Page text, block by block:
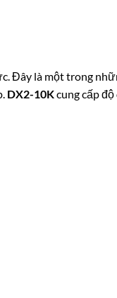
Đây là một trong
DX2-10Kcung cấp